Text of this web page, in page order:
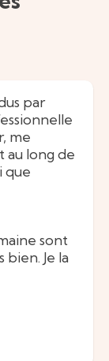
par
me
au long de
que
sont
bien. Je la